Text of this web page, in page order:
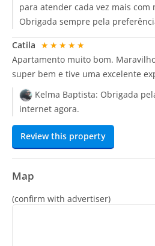
para atender cada vez mais com
Obrigada sempre pela
Catila ★★★★★
Apartamento muito bom.
super bem e tive uma excelente
Kelma Baptista: Obrigada
internet agora.
Review this property
Map
(confirm with advertiser)